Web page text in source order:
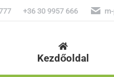
+36 30 9957 666
Kezdőoldal